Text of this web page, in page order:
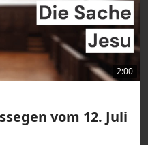
2:00
vom 12. Juli